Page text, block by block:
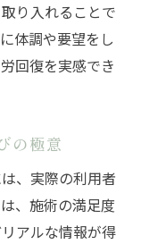
り入れることで
体調や要望をし
回復を実感でき
の極意
、実際の利用者
、施術の満足度
アルな情報が得